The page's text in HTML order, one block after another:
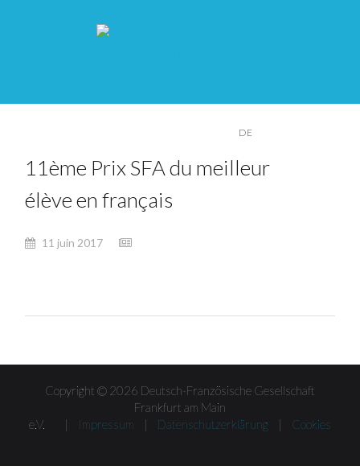
DE
11ème Prix SFA du meilleur
élève en français
11 juin 2017
Copyright © 2026 Deutsch-Französische Gesellschaft
Frankfurt am Main
e.V. |
Impressum | Datenschutzerklärung | Cookies